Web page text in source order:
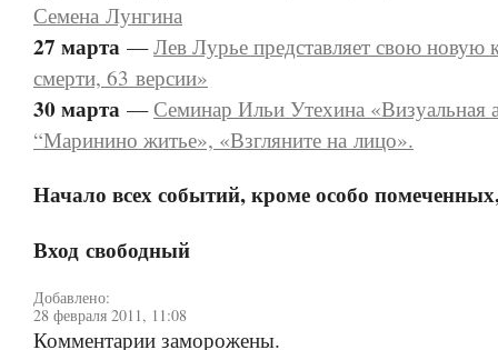
Семена Лунгина
27 марта —Лев Лурье представляет свою новую
смерти, 63 версии»
30 марта —Семинар Ильи Утехина «Визуальная
“Маринино житье», «Взгляните на лицо».
Начало всех событий, кроме особо
Вход свободный
Добавлено:
28 февраля 2011, 11:08
Комментарии заморожены.